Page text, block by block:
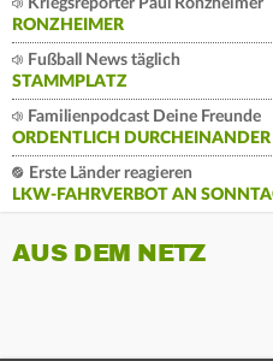
Kriegsreporter Paul Ronzheimer
RONZHEIMER
Fußball News täglich
STAMMPLATZ
Familienpodcast Deine Freunde
ORDENTLICH DURCHEINANDER
Erste Länder reagieren
LKW-FAHRVERBOT AN
AUS DEM NETZ